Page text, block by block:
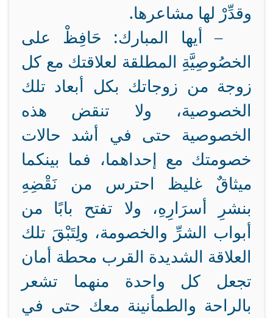
وقدِّرْ لها مشاعرها.
– أيها المبارك: حَافِظْ على
الخصُوصِيَّةِ المطلقة لعلاقتك مع كل
زوجة من زوجاتك بكل أبعاد تلك
الخصوصية، ولا تنقض هذه
الخصوصية حتى في أشد حالات
خصومتك مع إحداهما، فما بينكما
ميثاقٌ غليظ احترس من نَقْضِهِ
بنشرِ أسرَارِهِ، ولا تفتح بابًا من
أبواب الشرِّ والخصومة، ولِتَبْقَ تلك
العلاقة الشديدة القرب محطة أمان
تجعل كل واحدة منهما تشعر
بالراحة والطمأنينة معك حتى في